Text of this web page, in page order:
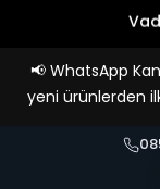
📢 WhatsApp
yeni ürünlerden